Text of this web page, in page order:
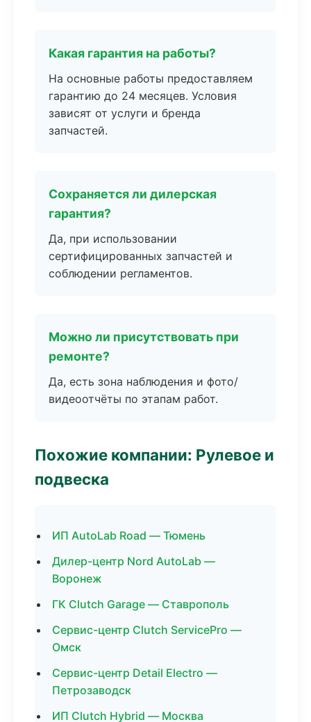
Какая гарантия на работы?
На основные работы предоставляем
гарантию до 24 месяцев. Условия
зависят от услуги и бренда
запчастей.
Сохраняется ли дилерская
гарантия?
Да, при использовании
сертифицированных запчастей и
соблюдении регламентов.
Можно ли присутствовать при
ремонте?
Да, есть зона наблюдения и фото/
видеоотчёты по этапам работ.
Похожие компании: Рулевое и
подвеска
ИП AutoLab Road — Тюмень
Дилер-центр Nord AutoLab —
Воронеж
ГК Clutch Garage — Ставрополь
Сервис-центр Clutch ServicePro —
Омск
Сервис-центр Detail Electro —
Петрозаводск
ИП Clutch Hybrid — Москва